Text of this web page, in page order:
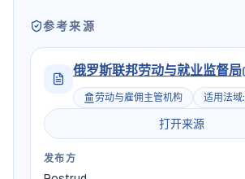
参考来源
俄罗斯联邦劳动与就业监督局
劳动与雇佣主管机构 适用法域:
打开来源
发布方